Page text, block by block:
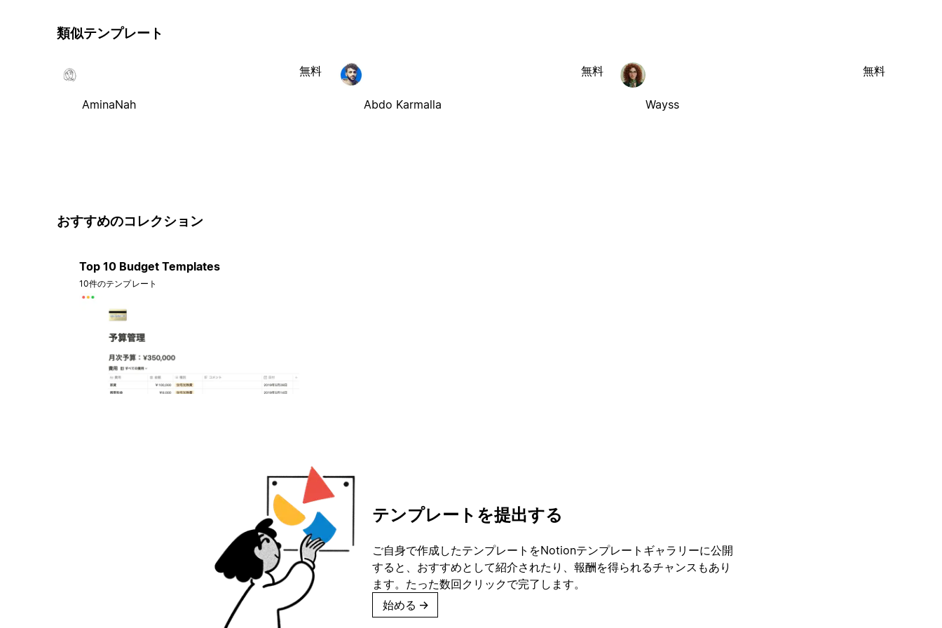
類似テンプレート
AminaNah
無料
Abdo Karmalla
無料
Wayss
無料
おすすめのコレクション
Top 10 Budget Templates
10件のテンプレート
テンプレートを提出する
ご自身で作成したテンプレートをNotionテンプレートギャラリーに公開
すると、おすすめとして紹介されたり、報酬を得られるチャンスもあり
ます。たった数回クリックで完了します。
始める →